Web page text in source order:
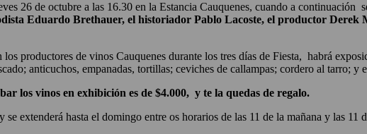
26 de octubre a las 16.30 en la Estancia Cauquenes, cuando a continuación
Eduardo Brethauer, el historiador Pablo Lacoste, el productor
productores de vinos Cauquenes durante los tres días de Fiesta, habrá
anticuchos, empanadas, tortillas; ceviches de callampas; cordero al tarro;
los vinos en exhibición es de $4.000, y te la quedas de regalo.
extenderá hasta el domingo entre os horarios de las 11 de la mañana y las 11